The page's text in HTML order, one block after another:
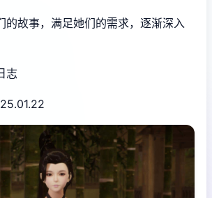
的故事，满足她们的需求，逐渐深入
志